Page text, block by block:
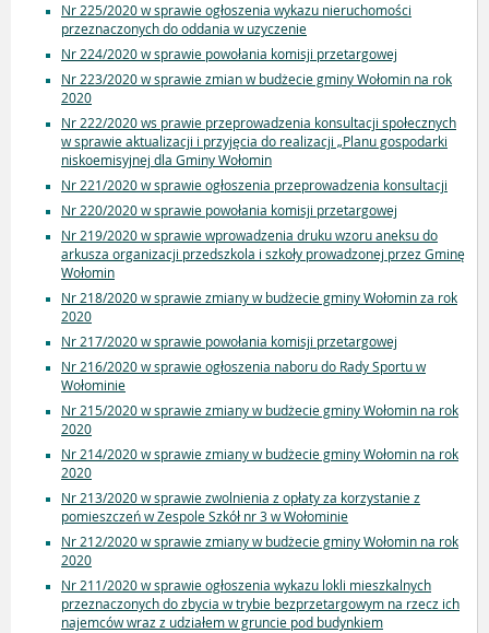
Nr 225/2020 w sprawie ogłoszenia wykazu nieruchomości
przeznaczonych do oddania w uzyczenie
Nr 224/2020 w sprawie powołania komisji przetargowej
Nr 223/2020 w sprawie zmian w budżecie gminy Wołomin na rok
2020
Nr 222/2020 ws prawie przeprowadzenia konsultacji społecznych
w sprawie aktualizacji i przyjęcia do realizacji „Planu gospodarki
niskoemisyjnej dla Gminy Wołomin
Nr 221/2020 w sprawie ogłoszenia przeprowadzenia konsultacji
Nr 220/2020 w sprawie powołania komisji przetargowej
Nr 219/2020 w sprawie wprowadzenia druku wzoru aneksu do
arkusza organizacji przedszkola i szkoły prowadzonej przez Gminę
Wołomin
Nr 218/2020 w sprawie zmiany w budżecie gminy Wołomin za rok
2020
Nr 217/2020 w sprawie powołania komisji przetargowej
Nr 216/2020 w sprawie ogłoszenia naboru do Rady Sportu w
Wołominie
Nr 215/2020 w sprawie zmiany w budżecie gminy Wołomin na rok
2020
Nr 214/2020 w sprawie zmiany w budżecie gminy Wołomin na rok
2020
Nr 213/2020 w sprawie zwolnienia z opłaty za korzystanie z
pomieszczeń w Zespole Szkół nr 3 w Wołominie
Nr 212/2020 w sprawie zmiany w budżecie gminy Wołomin na rok
2020
Nr 211/2020 w sprawie ogłoszenia wykazu lokli mieszkalnych
przeznaczonych do zbycia w trybie bezprzetargowym na rzecz ich
najemców wraz z udziałem w gruncie pod budynkiem